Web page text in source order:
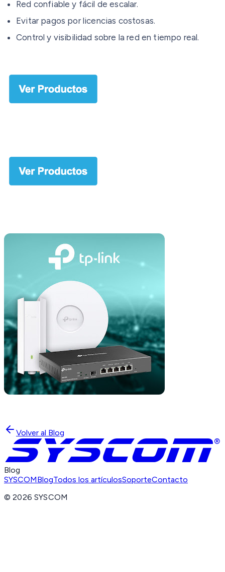
Red confiable y fácil de escalar.
Evitar pagos por licencias costosas.
Control y visibilidad sobre la red en tiempo real.
Volver al Blog
Blog
SYSCOMBlogTodos los artículosSoporteContacto
©2026 SYSCOM